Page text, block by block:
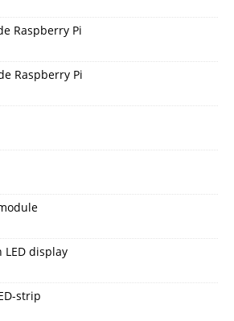
Raspberry Pi
Raspberry Pi
display
strip